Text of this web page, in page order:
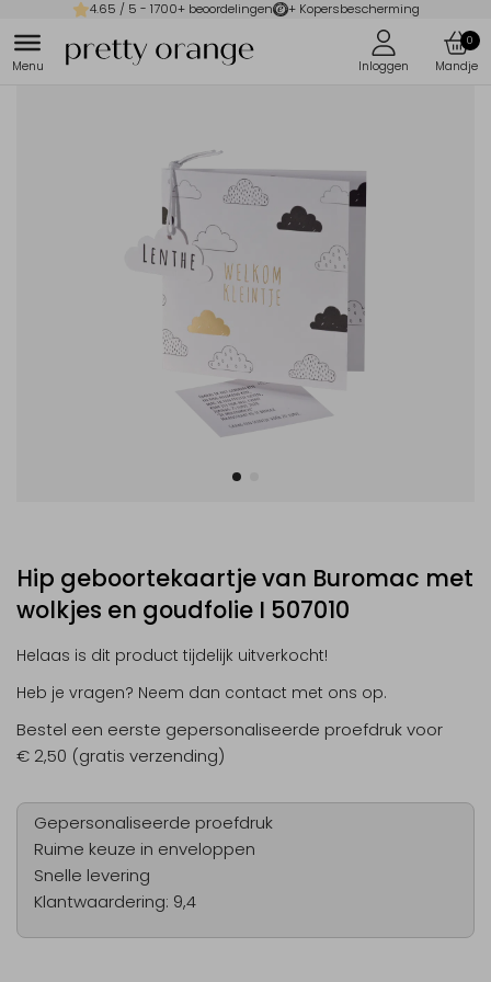
4.65 / 5 - 1700+ beoordelingen + Kopersbescherming
0
Hip geboortekaartje van Buromac met
wolkjes en goudfolie I 507010
Helaas is dit product tijdelijk uitverkocht!
Heb je vragen? Neem dan contact met ons op.
Bestel een eerste gepersonaliseerde proefdruk voor
€ 2,50 (gratis verzending)
Gepersonaliseerde proefdruk
Ruime keuze in enveloppen
Snelle levering
Klantwaardering: 9,4